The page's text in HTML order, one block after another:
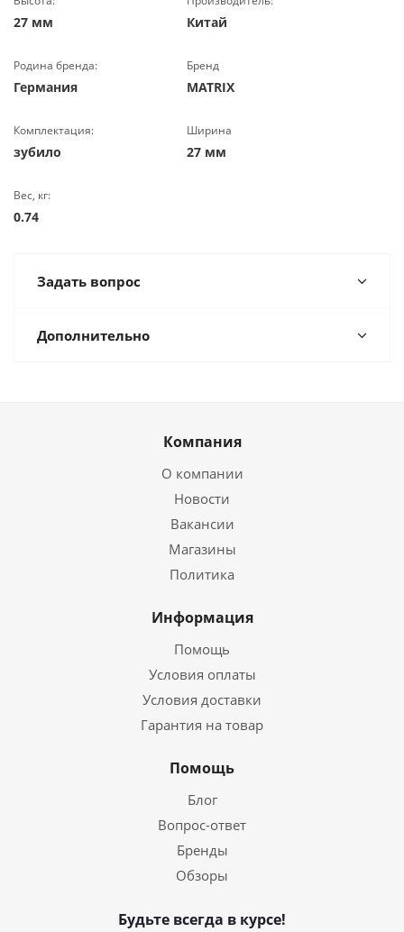
27 мм Китай
Родина бренда:
Германия
Бренд
MATRIX
Комплектация:
зубило
Ширина
27 мм
Вес, кг:
0.74
Задать вопрос
Дополнительно
Компания
О компании
Новости
Вакансии
Магазины
Политика
Информация
Помощь
Условия оплаты
Условия доставки
Гарантия на товар
Помощь
Блог
Вопрос-ответ
Бренды
Обзоры
Будьте всегда в курсе!